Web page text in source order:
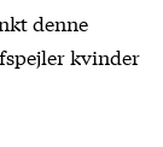
denne
kvinder